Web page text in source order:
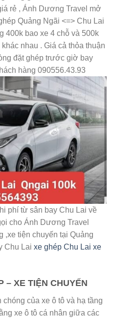
rẻ , Ánh Dương Travel mở
Quảng Ngãi <=> Chu Lai
400k bao xe 4 chỗ và 500k
nhau . Giá cả thỏa thuận
đặt ghép trước giờ bay
hàng 090556.43.93
phí từ sân bay Chu Lai về
cho Ánh Dương Travel
,xe tiện chuyến tại Quảng
Chu Lai xe ghép Chu Lai xe
– XE TIỆN CHUYẾN
của xe ô tô và hạ tầng
xe ô tô cá nhân giữa các